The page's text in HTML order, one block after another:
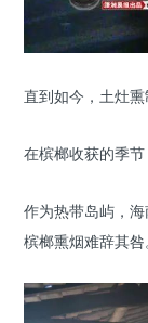
直到如今，土灶熏
在槟榔收获的季节
作为热带岛屿，
槟榔熏烟难辞其咎